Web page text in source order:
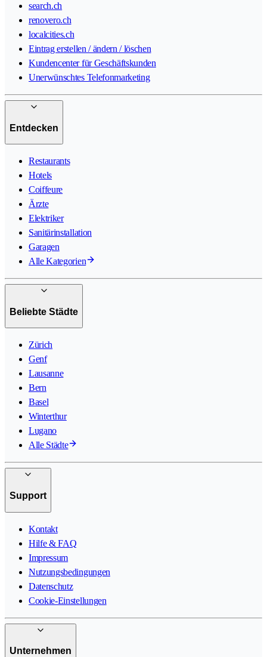
search.ch
renovero.ch
localcities.ch
Eintrag erstellen / ändern / löschen
Kundencenter für Geschäftskunden
Unerwünschtes Telefonmarketing
Entdecken
Restaurants
Hotels
Coiffeure
Ärzte
Elektriker
Sanitärinstallation
Garagen
Alle Kategorien
Beliebte Städte
Zürich
Genf
Lausanne
Bern
Basel
Winterthur
Lugano
Alle Städte
Support
Kontakt
Hilfe & FAQ
Impressum
Nutzungsbedingungen
Datenschutz
Cookie-Einstellungen
Unternehmen